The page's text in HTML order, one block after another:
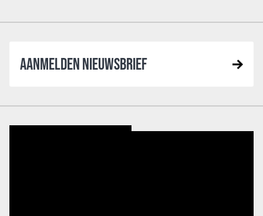
AANMELDEN NIEUWSBRIEF